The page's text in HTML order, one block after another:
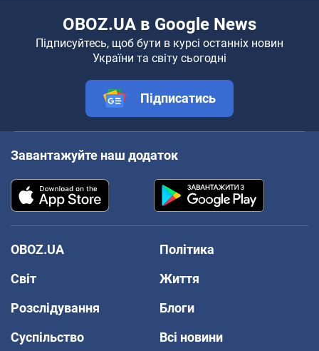
OBOZ.UA в Google News
Підписуйтесь, щоб бути в курсі останніх новин
України та світу сьогодні
Підписатись
Завантажуйте наш додаток
OBOZ.UA
Політика
Світ
Життя
Розслідування
Блоги
Суспільство
Всі новини